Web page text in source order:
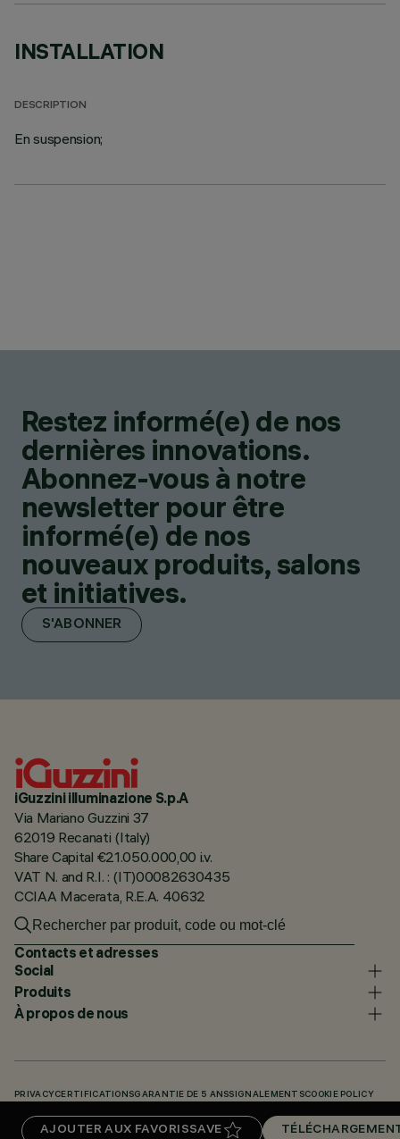
AJOUTER AUX FAVORISSAVE
INSTALLATION
DESCRIPTION
En suspension;
Restez informé(e) de nos
dernières innovations.
Abonnez-vous à notre
newsletter pour être
informé(e) de nos
nouveaux produits, salons
et initiatives.
S'ABONNER
iGuzzini illuminazione S.p.A
Via Mariano Guzzini 37
62019 Recanati (Italy)
Share Capital €21.050.000,00 i.v.
VAT N. and R.I. : (IT)00082630435
CCIAA Macerata, R.E.A. 40632
Contacts et adresses
Social
Produits
À propos de nous
PRIVACY CERTIFICATIONSGARANTIE DE 5 ANSSIGNALEMENTSCOOKIE POLICY
TÉLÉCHARGEMENTS